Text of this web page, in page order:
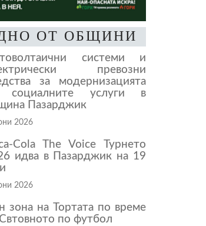
ОТ ОБЩИНИ
системи и
превозни
за модернизацията
социалните услуги в
Пазарджик
2026
Cola The Voice Турнето
идва в Пазарджик на 19
2026
зона на Тортата по време
по футбол